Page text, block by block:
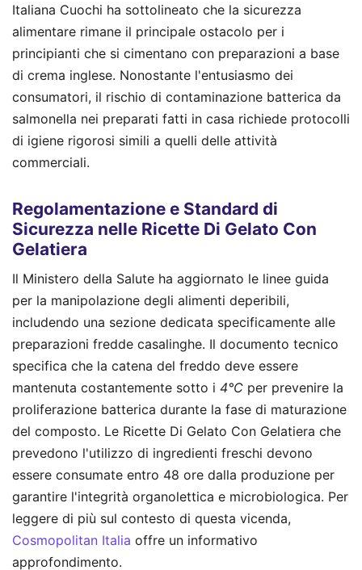
Italiana Cuochi ha sottolineato che la sicurezza
alimentare rimane il principale ostacolo per i
principianti che si cimentano con preparazioni a base
di crema inglese. Nonostante l'entusiasmo dei
consumatori, il rischio di contaminazione batterica da
salmonella nei preparati fatti in casa richiede protocolli
di igiene rigorosi simili a quelli delle attività
commerciali.
Regolamentazione e Standard di
Sicurezza nelle Ricette Di Gelato Con
Gelatiera
Il Ministero della Salute ha aggiornato le linee guida
per la manipolazione degli alimenti deperibili,
includendo una sezione dedicata specificamente alle
preparazioni fredde casalinghe. Il documento tecnico
specifica che la catena del freddo deve essere
mantenuta costantemente sotto i 4°C per prevenire la
proliferazione batterica durante la fase di maturazione
del composto. Le Ricette Di Gelato Con Gelatiera che
prevedono l'utilizzo di ingredienti freschi devono
essere consumate entro 48 ore dalla produzione per
garantire l'integrità organolettica e microbiologica. Per
leggere di più sul contesto di questa vicenda,
Cosmopolitan Italia offre un informativo
approfondimento.